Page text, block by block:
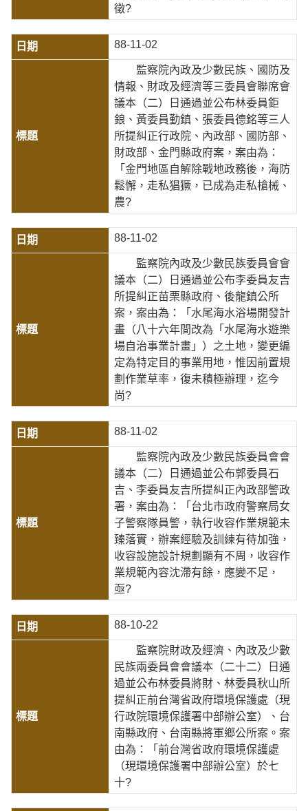
徵?
88-11-02
監察院內政及少數民族、國防及
情報、財政及經濟等三委員會聯席會
議本（二）日通過並公布林委員鉅
鋃、黃委員勤鎮、張委員德銘等三人
所提糾正行政院、內政部、國防部、
財政部、金門縣政府案，案由為：
「金門地區自解除戰地政務後，海防
鬆懈，走私猖獗，已成為走私槍械、
農?
88-11-02
監察院內政及少數民族委員會會
議本（二）日通過並公布李委員友吉
所提糾正苗栗縣政府、後龍鎮公所
案，案由為：「水尾海水浴場開發計
畫（八十六年間改為「水尾海水遊樂
場自治事業計畫」）之土地，變更編
定為特定目的事業用地，惟因前置規
劃作業草率，復未積極辦理，迄今
尚?
88-11-02
監察院內政及少數民族委員會會
議本（二）日通過並公布郭委員石
吉、李委員友吉所提糾正內政部警政
署，案由為：「台北市政府警察局女
子警察隊員警，執行收容作業規範未
臻落實，辦案經驗及訓練有待加強，
收容設施設計規劃顯有不周，收容作
業規範內容沈滯有餘，應變不足，
亟?
88-10-22
監察院財政及經濟、內政及少數
民族兩委員會會議本（二十二）日通
過並公布林委員將財、林委員秋山所
提糾正前台灣省政府環境保護處（現
行政院環境保護署中部辦公室）、台
南縣政府、台南縣將軍鄉公所案。案
由為：「前台灣省政府環境保護處
（現環境保護署中部辦公室）於七
十?